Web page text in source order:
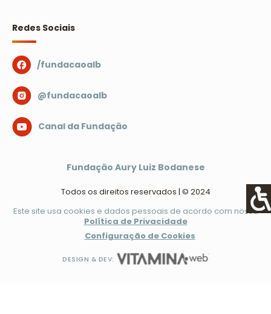
Redes Sociais
/fundacaoalb
@fundacaoalb
Canal da Fundação
Fundação Aury Luiz Bodanese
Todos os direitos reservados | © 2024
Este site usa cookies e dados pessoais de acordo com nossa
Política de Privacidade
Configuração de Cookies
DESIGN & DEV: